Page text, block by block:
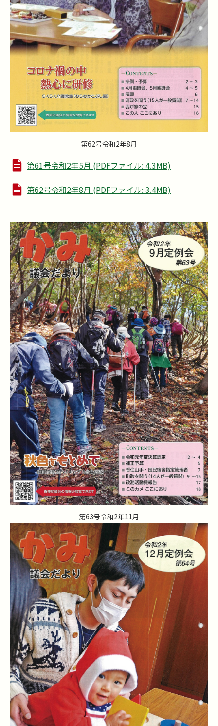
第62号令和2年8月
第61号令和2年5月 (PDFファイル: 4.3MB)
第62号令和2年8月 (PDFファイル: 3.4MB)
第63号令和2年11月